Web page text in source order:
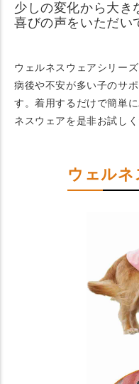
少しの変化から大き
喜びの声をいただい
ウェルネスウェアシリー
病後や不安が多い子のサ
す。着用するだけで簡単
ネスウェアを是非お試しく
ウェル